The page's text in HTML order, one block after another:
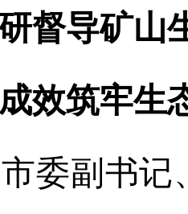
督导矿山
效筑牢生
委副书